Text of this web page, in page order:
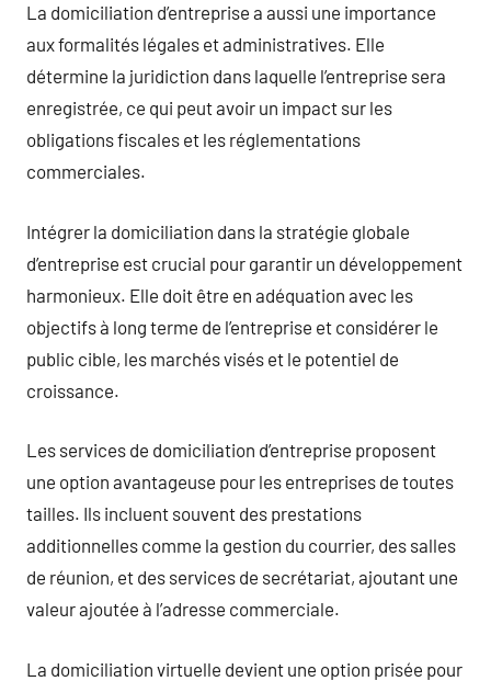
La domiciliation d’entreprise a aussi une importance
aux formalités légales et administratives. Elle
détermine la juridiction dans laquelle l’entreprise sera
enregistrée, ce qui peut avoir un impact sur les
obligations fiscales et les réglementations
commerciales.
Intégrer la domiciliation dans la stratégie globale
d’entreprise est crucial pour garantir un développement
harmonieux. Elle doit être en adéquation avec les
objectifs à long terme de l’entreprise et considérer le
public cible, les marchés visés et le potentiel de
croissance.
Les services de domiciliation d’entreprise proposent
une option avantageuse pour les entreprises de toutes
tailles. Ils incluent souvent des prestations
additionnelles comme la gestion du courrier, des salles
de réunion, et des services de secrétariat, ajoutant une
valeur ajoutée à l’adresse commerciale.
La domiciliation virtuelle devient une option prisée pour